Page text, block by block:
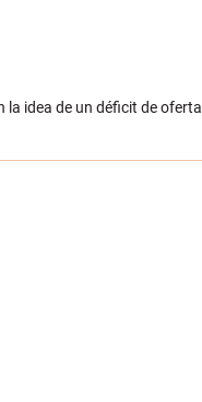
idea de un déficit de oferta